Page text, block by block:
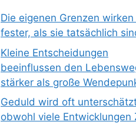
Die eigenen Grenzen
fester, als sie tatsächlich
Kleine Entscheidungen
beeinflussen den
stärker als große
Geduld wird oft
obwohl viele Entwicklungen